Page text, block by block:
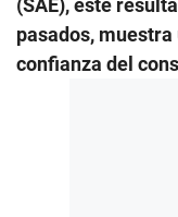
(SAE), este
pasados,
confianza del